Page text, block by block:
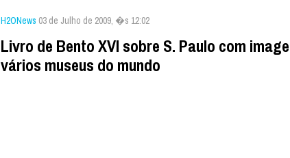
H2ONews 03 de Julho de 2009, �s 12:02
Livro de Bento XVI sobre S. Paulo com
vários museus do mundo